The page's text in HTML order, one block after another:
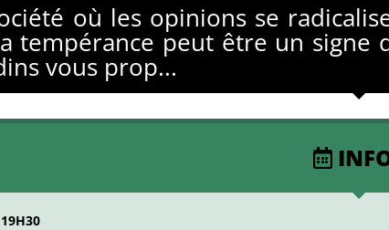
où les opinions se
tempérance peut être un signe
vous prop...